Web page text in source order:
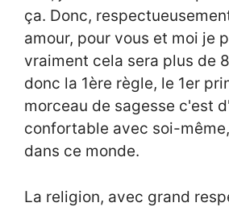
ça. Donc,
amour, pour vous et moi je
vraiment cela sera plus de
donc la 1ère règle, le 1er
morceau de sagesse c'est
confortable avec soi-
dans ce monde.
La religion, avec grand